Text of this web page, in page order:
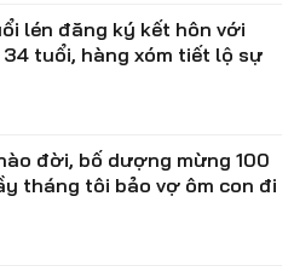
lén đăng ký kết hôn với
34 tuổi, hàng xóm tiết lộ sự
đời, bố dượng mừng 100
tháng tôi bảo vợ ôm con đi